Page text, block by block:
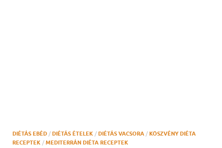
DIÉTÁS EBÉD / DIÉTÁS ÉTELEK / DIÉTÁS VACSORA / KÖSZVÉNY DIÉTA
RECEPTEK / MEDITERRÁN DIÉTA RECEPTEK